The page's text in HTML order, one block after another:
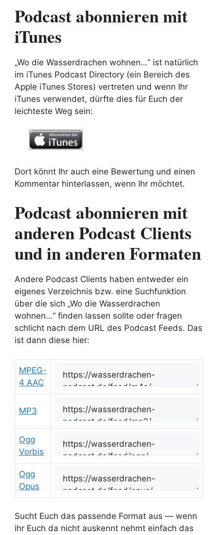
Podcast abonnieren mit
iTunes
„Wo die Wasserdrachen wohnen…“ ist natürlich
im iTunes Podcast Directory (ein Bereich des
Apple iTunes Stores) vertreten und wenn Ihr
iTunes verwendet, dürfte dies für Euch der
leichteste Weg sein:
Dort könnt Ihr auch eine Bewertung und einen
Kommentar hinterlassen, wenn Ihr möchtet.
Podcast abonnieren mit
anderen Podcast Clients
und in anderen Formaten
Andere Podcast Clients haben entweder ein
eigenes Verzeichnis bzw. eine Suchfunktion
über die sich „Wo die Wasserdrachen
wohnen…“ finden lassen sollte oder fragen
schlicht nach dem URL des Podcast Feeds. Das
ist dann diese hier:
MPEG-
4 AAC
MP3
Ogg
Vorbis
Ogg
Opus
Sucht Euch das passende Format aus — wenn
ihr Euch da nicht auskennt nehmt einfach das